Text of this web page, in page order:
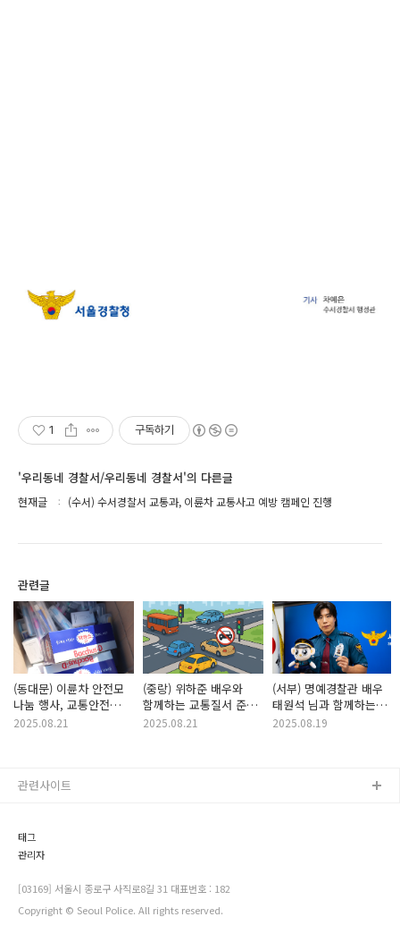
1 구독하기
'우리동네 경찰서/우리동네 경찰서'의 다른글
현재글 (수서) 수서경찰서 교통과, 이륜차 교통사고 예방 캠페인 진행
관련글
(동대문) 이륜차 안전모
나눔 행사, 교통안전
캠페인 실시
2025.08.21
(중랑) 위하준 배우와
함께하는 교통질서 준수
캠페인에 참여해주세요!
2025.08.21
(서부) 명예경찰관 배우
태원석 님과 함께하는
아동 청소년 보호를
2025.08.19
태그
관리자
[03169] 서울시 종로구 사직로8길 31 대표번호 : 182
Copyright © Seoul Police. All rights reserved.
관련사이트